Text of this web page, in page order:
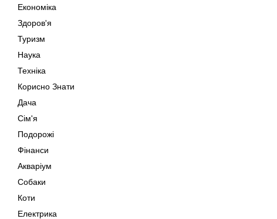
Економіка
Здоров'я
Туризм
Наука
Техніка
Корисно Знати
Дача
Сім'я
Подорожі
Фінанси
Акваріум
Собаки
Коти
Електрика